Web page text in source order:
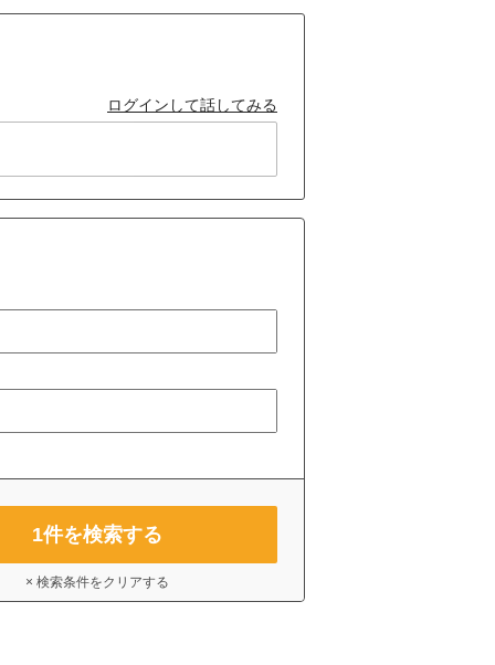
ログインして話してみる
1件を検索する
× 検索条件をクリアする